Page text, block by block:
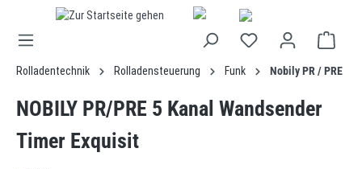
springen
Rolladentechnik Rolladensteuerung Funk Nobily PR / PRE
NOBILY PR/PRE 5 Kanal Wandsender
Timer Exquisit